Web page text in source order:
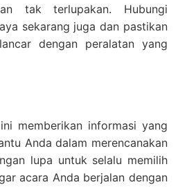
tak terlupakan. Hubungi
sekarang juga dan pastikan
dengan peralatan yang
memberikan informasi yang
Anda dalam merencanakan
lupa untuk selalu memilih
acara Anda berjalan dengan